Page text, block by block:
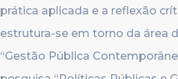
prática aplicada e a reflexão
estrutura-se em torno da área
“Gestão Pública